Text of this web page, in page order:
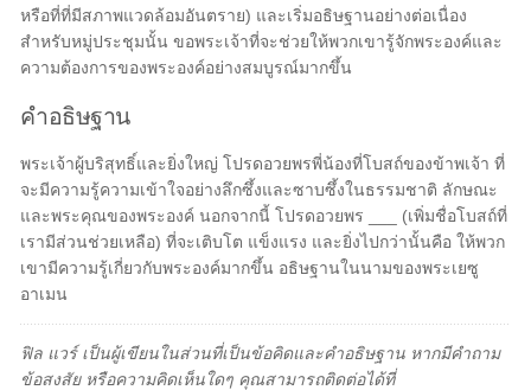
หรือที่ที่มีสภาพแวดล้อมอันตราย) และเริ่มอธิษฐานอย่างต่อเนื่อง
สำหรับหมู่ประชุมนั้น ขอพระเจ้าที่จะช่วยให้พวกเขารู้จักพระองค์และ
ความต้องการของพระองค์อย่างสมบูรณ์มากขึ้น
คำอธิษฐาน
พระเจ้าผู้บริสุทธิ์และยิ่งใหญ่ โปรดอวยพรพี่น้องที่โบสถ์ของข้าพเจ้า ที่
จะมีความรู้ความเข้าใจอย่างลึกซึ้งและซาบซึ้งในธรรมชาติ ลักษณะ
และพระคุณของพระองค์ นอกจากนี้ โปรดอวยพร ___ (เพิ่มชื่อโบสถ์ที่
เรามีส่วนช่วยเหลือ) ที่จะเติบโต แข็งแรง และยิ่งไปกว่านั้นคือ ให้พวก
เขามีความรู้เกี่ยวกับพระองค์มากขึ้น อธิษฐานในนามของพระเยซู
อาเมน
ฟิล แวร์ เป็นผู้เขียนในส่วนที่เป็นข้อคิดและคำอธิษฐาน หากมีคำถาม
ข้อสงสัย หรือความคิดเห็นใดๆ คุณสามารถติดต่อได้ที่